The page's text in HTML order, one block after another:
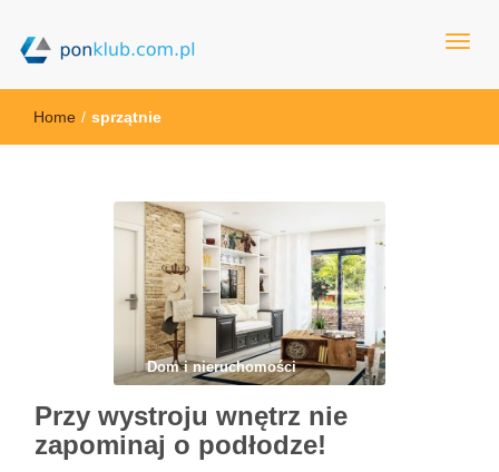
ponklub.com.pl
Home / sprzątnie
Dom i nieruchomości
Przy wystroju wnętrz nie
zapominaj o podłodze!